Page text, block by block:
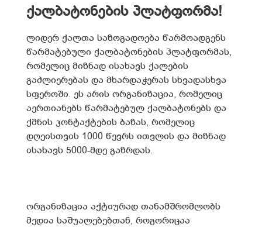
ქალბატონების პლატფორმა!
ლიდერ ქალთა საზოგადოება წარმოადგენს
წარმატებული ქალბატონების პლატფორმას,
რომელიც მიზნად ისახავს ქალების
გაძლიერებას და მხარდაჭერას სხვადასხვა
სფეროში. ეს არის ორგანიზაცია, რომელიც
აერთიანებს წარმატებულ ქალბატონებს და
ქმნის კონტაქტების ბაზას, რომელიც
დღეისთვის 1000 წევრს ითვლის და მიზნად
ისახავს 5000-მდე გაზრდას.
ორგანიზაცია აქტიურად თანამშრომლობს
მედია საშუალებებთან, როგორიცაა